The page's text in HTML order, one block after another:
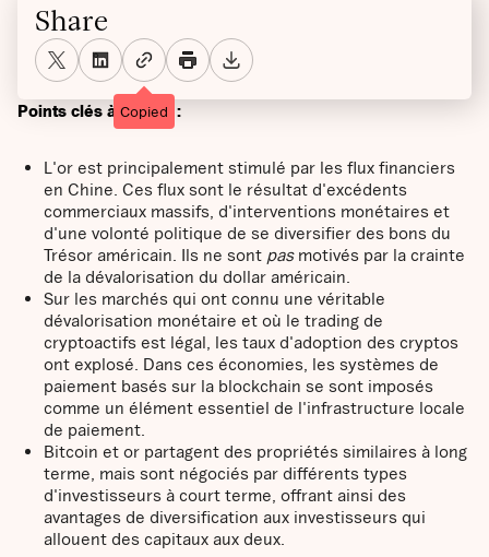
Points clés à retenir :
L'or est principalement stimulé par les flux financiers
en Chine. Ces flux sont le résultat d'excédents
commerciaux massifs, d'interventions monétaires et
d'une volonté politique de se diversifier des bons du
Trésor américain. Ils ne sont pasmotivés par la crainte
de la dévalorisation du dollar américain.
Sur les marchés qui ont connu une véritable
dévalorisation monétaire et où le trading de
cryptoactifs est légal, les taux d'adoption des cryptos
ont explosé. Dans ces économies, les systèmes de
paiement basés sur la blockchain se sont imposés
comme un élément essentiel de l'infrastructure locale
de paiement.
Bitcoin et or partagent des propriétés similaires à long
terme, mais sont négociés par différents types
d'investisseurs à court terme, offrant ainsi des
avantages de diversification aux investisseurs qui
allouent des capitaux aux deux.
Share
Copied